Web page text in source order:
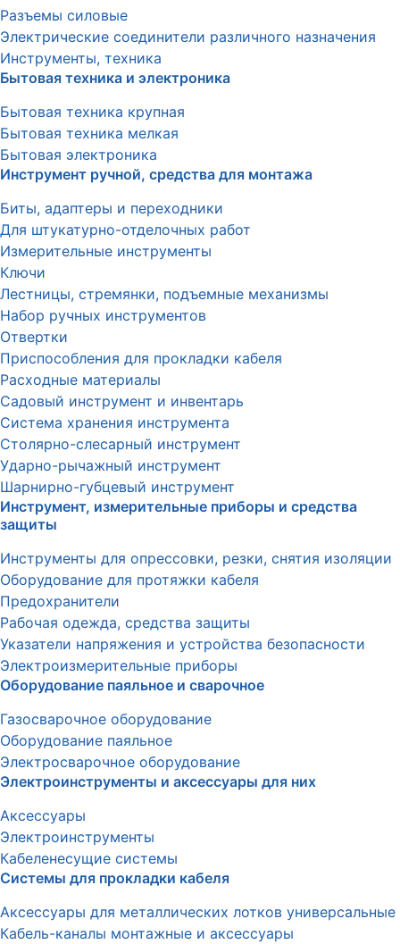
Разъемы силовые
Электрические соединители различного назначения
Инструменты, техника
Бытовая техника и электроника
Бытовая техника крупная
Бытовая техника мелкая
Бытовая электроника
Инструмент ручной, средства для монтажа
Биты, адаптеры и переходники
Для штукатурно-отделочных работ
Измерительные инструменты
Ключи
Лестницы, стремянки, подъемные механизмы
Набор ручных инструментов
Отвертки
Приспособления для прокладки кабеля
Расходные материалы
Садовый инструмент и инвентарь
Система хранения инструмента
Столярно-слесарный инструмент
Ударно-рычажный инструмент
Шарнирно-губцевый инструмент
Инструмент, измерительные приборы и средства
защиты
Инструменты для опрессовки, резки, снятия изоляции
Оборудование для протяжки кабеля
Предохранители
Рабочая одежда, средства защиты
Указатели напряжения и устройства безопасности
Электроизмерительные приборы
Оборудование паяльное и сварочное
Газосварочное оборудование
Оборудование паяльное
Электросварочное оборудование
Электроинструменты и аксессуары для них
Аксессуары
Электроинструменты
Кабеленесущие системы
Системы для прокладки кабеля
Аксессуары для металлических лотков универсальные
Кабель-каналы монтажные и аксессуары